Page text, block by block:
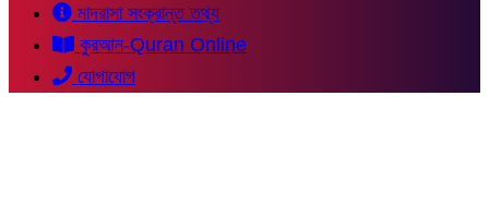
মাদরাসা সংক্রান্ত তথ্য
কুরআন-Quran Online
যোগাযোগ